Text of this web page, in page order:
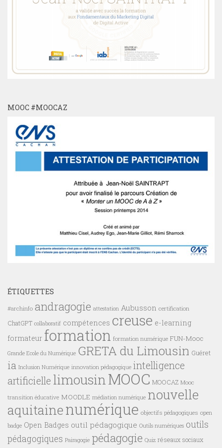
MOOC #MOOCAZ
ÉTIQUETTES
#archinfo andragogie attestation Aubusson certification
ChatGPT collaboratif compétences creuse e-learning
formateur formation formation numérique FUN-Mooc
Grande Ecole du Numérique GRETA du Limousin Guéret
ia Inclusion Numérique innovation pédagogique intelligence
artificielle limousin MOOC MOOCAZ Mooc
transition éducative MOODLE médiation numérique nouvelle
aquitainenumérique objectifs pédagogiques open
badge Open Badges outil pédagogique Outils numériques outils
pédagogiques Pairagogie pédagogie Quiz réseaux sociaux